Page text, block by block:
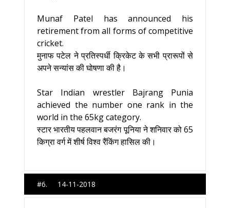
Munaf Patel has announced his
retirement from all forms of competitive
cricket.
मुनाफ पटेल ने प्रतिस्पर्धी क्रिकेट के सभी प्रारूपों से
अपने सन्यांस की घोषणा की है।
Star Indian wrestler Bajrang Punia
achieved the number one rank in the
world in the 65kg category.
स्टार भारतीय पहलवान बजरंग पूनिया ने शनिवार को 65
किग्रा वर्ग में शीर्ष विश्व रैंकिंग हासिल की।
#6. 14-11-2018